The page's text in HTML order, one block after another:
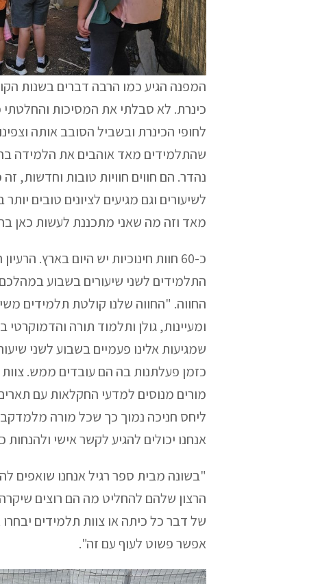
המפנה הגיע כמו הרבה דברים בשנות
כינרת. לא סבלתי את המסיכות
לחופי הכינרת ובשביל הסובב אותה
שהתלמידים מאד אוהבים את הלמידה
נהדר. הם חווים חוויות טובות
לשיעורים וגם מגיעים לציונים טובים
מאד וזה מה שאני מתכננת לעשות כאן
כ-60 חוות חינוכיות יש היום בארץ.
התלמידים לשני שיעורים בשבוע
החווה. "החווה שלנו קולטת תלמידים
ומעיינות, גולן ותלמוד תורה
כזמן פעלתנות בה הם עובדים ממש.
מורים מנוסים למדעי החקלאות עם
אנחנו יכולים להגיע לקשר אישי
"בשונה מבית ספר רגיל אנחנו שואפים
הרצון שלהם להחליט מה הם רוצים שיקרה
של דבר כל כיתה או צוות תלמידים
אפשר פשוט לעוף עם זה".